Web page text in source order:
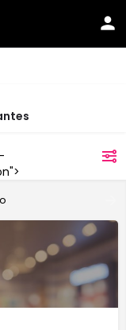
Campllong